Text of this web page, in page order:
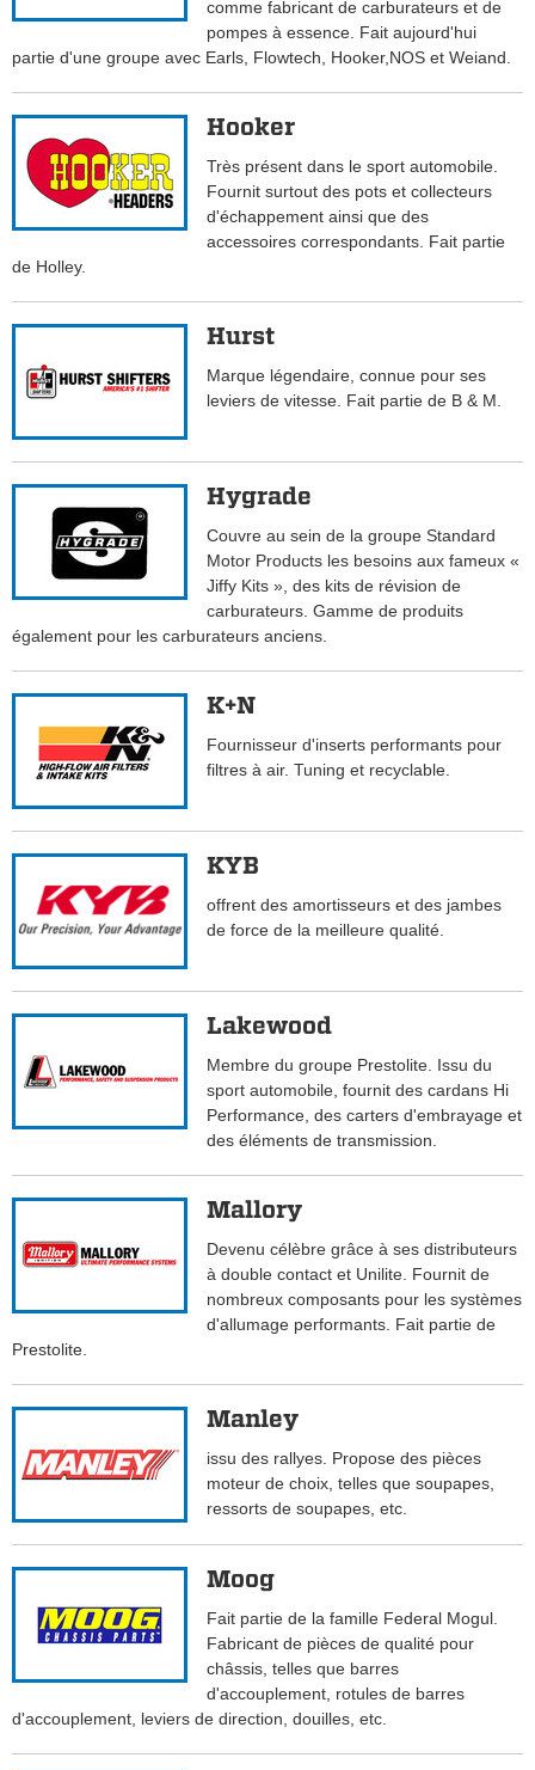
comme fabricant de carburateurs et de
pompes à essence. Fait aujourd'hui
partie d'une groupe avec Earls, Flowtech, Hooker,NOS et Weiand.
Hooker
Très présent dans le sport automobile.
Fournit surtout des pots et collecteurs
d'échappement ainsi que des
accessoires correspondants. Fait partie
de Holley.
Hurst
Marque légendaire, connue pour ses
leviers de vitesse. Fait partie de B & M.
Hygrade
Couvre au sein de la groupe Standard
Motor Products les besoins aux fameux «
Jiffy Kits », des kits de révision de
carburateurs. Gamme de produits
également pour les carburateurs anciens.
K+N
Fournisseur d'inserts performants pour
filtres à air. Tuning et recyclable.
KYB
offrent des amortisseurs et des jambes
de force de la meilleure qualité.
Lakewood
Membre du groupe Prestolite. Issu du
sport automobile, fournit des cardans Hi
Performance, des carters d'embrayage et
des éléments de transmission.
Mallory
Devenu célèbre grâce à ses distributeurs
à double contact et Unilite. Fournit de
nombreux composants pour les systèmes
d'allumage performants. Fait partie de
Prestolite.
Manley
issu des rallyes. Propose des pièces
moteur de choix, telles que soupapes,
ressorts de soupapes, etc.
Moog
Fait partie de la famille Federal Mogul.
Fabricant de pièces de qualité pour
châssis, telles que barres
d'accouplement, rotules de barres
d'accouplement, leviers de direction, douilles, etc.